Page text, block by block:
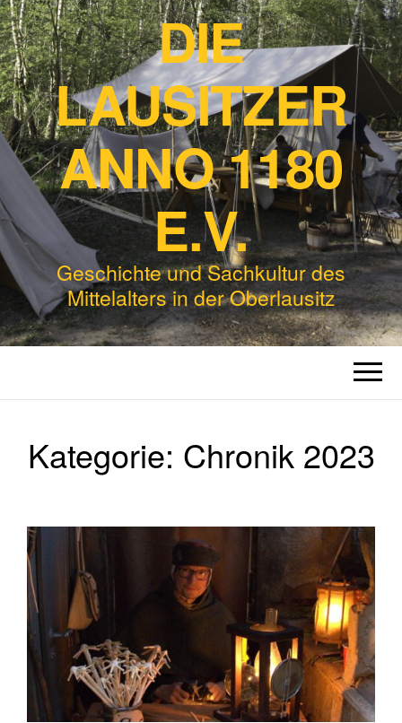
DIE
LAUSITZER
ANNO 1180
E.V.
Geschichte und Sachkultur des
Mittelalters in der Oberlausitz
Kategorie: Chronik 2023